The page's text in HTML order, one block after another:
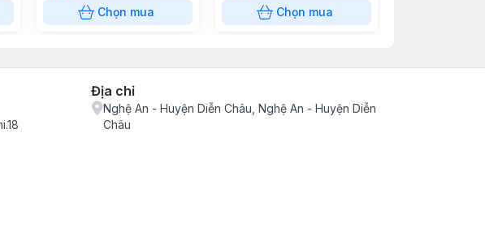
Chọn mua Chọn mua
Địa chỉ
Nghệ An - Huyện Diễn Châu, Nghệ An - Huyện Diễn
Châu